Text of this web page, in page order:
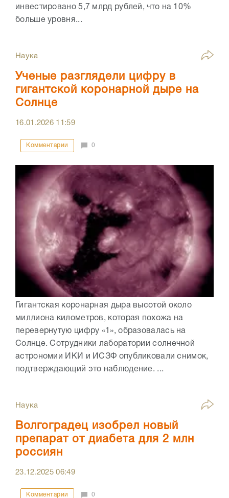
инвестировано 5,7 млрд рублей, что на 10%
больше уровня...
Наука
Ученые разглядели цифру в
гигантской коронарной дыре на
Солнце
16.01.2026 11:59
Комментарии 0
Гигантская коронарная дыра высотой около
миллиона километров, которая похожа на
перевернутую цифру «1», образовалась на
Солнце. Сотрудники лаборатории солнечной
астрономии ИКИ и ИСЗФ опубликовали снимок,
подтверждающий это наблюдение. ...
Наука
Волгоградец изобрел новый
препарат от диабета для 2 млн
россиян
23.12.202506:49
Комментарии 0